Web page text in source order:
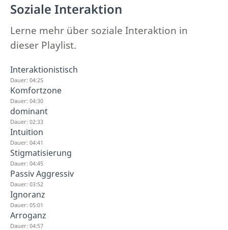
Soziale Interaktion
Lerne mehr über soziale Interaktion in
dieser Playlist.
Interaktionistisch
Dauer: 04:25
Komfortzone
Dauer: 04:30
dominant
Dauer: 02:33
Intuition
Dauer: 04:41
Stigmatisierung
Dauer: 04:45
Passiv Aggressiv
Dauer: 03:52
Ignoranz
Dauer: 05:01
Arroganz
Dauer: 04:57